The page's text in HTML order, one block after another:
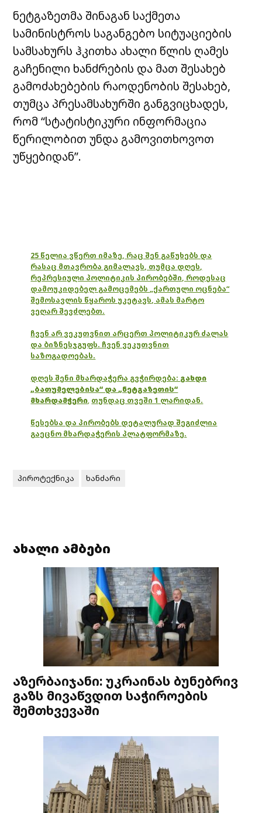
ნეტგაზეთმა შინაგან საქმეთა
სამინისტროს საგანგებო სიტუაციების
სამსახურს ჰკითხა ახალი წლის ღამეს
გაჩენილი ხანძრების და მათ შესახებ
გამოძახებების რაოდენობის შესახებ,
თუმცა პრესამსახურში განგვიცხადეს,
რომ “სტატისტიკური ინფორმაცია
წერილობით უნდა გამოვითხოვოთ
უწყებიდან”.
25 წელია ვწერთ იმაზე, რაც შენ გაწუხებს და
რასაც მთავრობა გიმალავს, თუმცა დღეს,
რეპრესიული პოლიტიკის პირობებში, როდესაც
დამოუკიდებელ გამოცემებს „ქართული ოცნება“
შემოსავლის წყაროს უკეტავს, ამას მარტო
ვეღარ შევძლებთ.
ჩვენ არ ვეკუთვნით არცერთ პოლიტიკურ ძალას
და ბიზნესჯგუფს. ჩვენ ვეკუთვნით
საზოგადოებას.
დღეს შენი მხარდაჭერა გვჭირდება: გახდი
„ბათუმელებისა“ და „ნეტგაზეთის“
მხარდამჭერი, თუნდაც თვეში 1 ლარიდან.
წესებსა და პირობებს დეტალურად შეგიძლია
გაეცნო მხარდაჭერის პლატფორმაზე.
პიროტექნიკა ხანძარი
ახალი ამბები
აზერბაიჯანი: უკრაინას ბუნებრივ
გაზს მივაწვდით საჭიროების
შემთხვევაში